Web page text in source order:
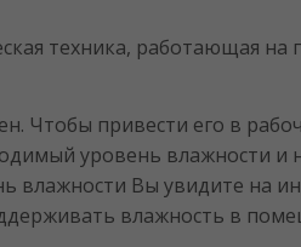
техника, работающая
Чтобы привести его в
уровень влажности и
влажности Вы увидите на
влажность в